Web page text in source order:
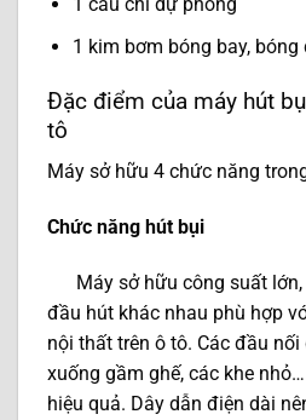
1 kim bơm bóng bay, bóng
Đặc điểm của máy hút
tô
Máy sở hữu 4 chức năng
Chức năng hút bụi
Máy sở hữu công suất lớn,
đầu hút khác nhau phù hợp
nội thất trên ô tô. Các đầu
xuống gầm ghế, các khe
hiệu quả. Dây dẫn điện dài